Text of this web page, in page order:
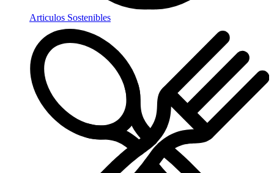
Articulos Sostenibles